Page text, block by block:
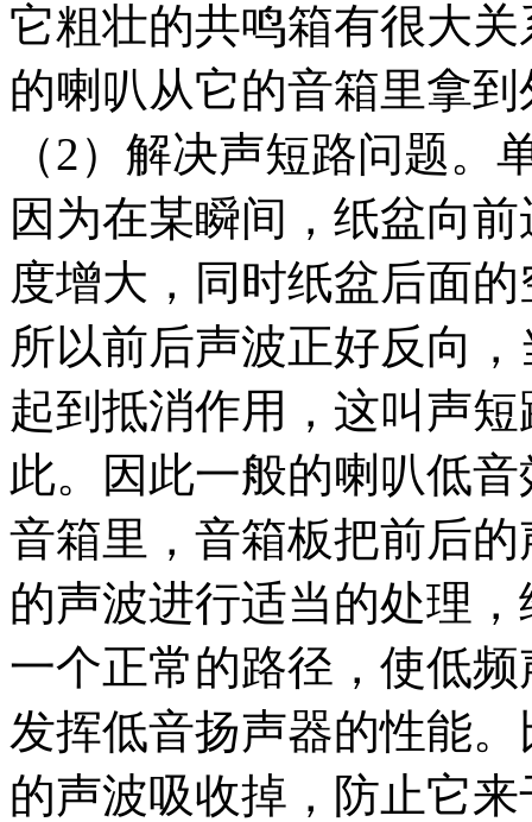
它粗壮的共鸣箱有很大
的喇叭从它的音箱里拿
（2）解决声短路问题
因为在某瞬间，纸盆向
度增大，同时纸盆后面
所以前后声波正好反向
起到抵消作用，这叫声
此。因此一般的喇叭低
音箱里，音箱板把前后
的声波进行适当的处理
一个正常的路径，使低
发挥低音扬声器的性能
的声波吸收掉，防止它